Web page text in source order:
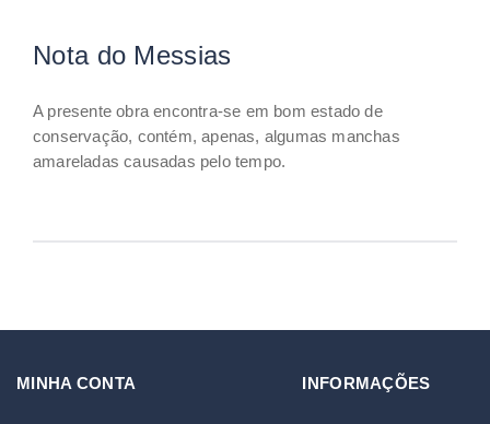
Nota do Messias
A presente obra encontra-se em bom estado de
conservação, contém, apenas, algumas manchas
amareladas causadas pelo tempo.
MINHA CONTA INFORMAÇÕES